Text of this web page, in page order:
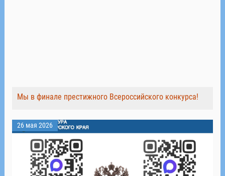
Мы в финале престижного Всероссийского конкурса!
26 мая 2026